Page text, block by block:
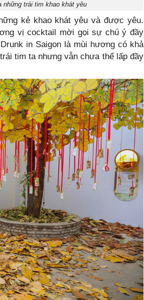
những trái tim khao khát yêu
kẻ khao khát yêu và được yêu.
vị cocktail mời gọi sự chú ý đầy
in Saigon là mùi hương có khả
tim ta nhưng vẫn chưa thể lấp đầy